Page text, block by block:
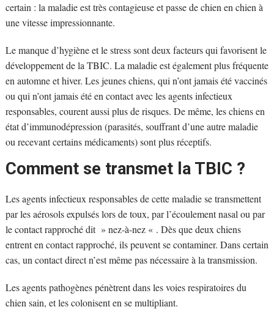
certain : la maladie est très contagieuse et passe de chien en chien à
une vitesse impressionnante.
Le manque d’hygiène et le stress sont deux facteurs qui favorisent le
développement de la TBIC. La maladie est également plus fréquente
en automne et hiver. Les jeunes chiens, qui n’ont jamais été vaccinés
ou qui n’ont jamais été en contact avec les agents infectieux
responsables, courent aussi plus de risques. De même, les chiens en
état d’immunodépression (parasités, souffrant d’une autre maladie
ou recevant certains médicaments) sont plus réceptifs.
Comment se transmet la TBIC ?
Les agents infectieux responsables de cette maladie se transmettent
par les aérosols expulsés lors de toux, par l’écoulement nasal ou par
le contact rapproché dit » nez-à-nez « . Dès que deux chiens
entrent en contact rapproché, ils peuvent se contaminer. Dans certain
cas, un contact direct n’est même pas nécessaire à la transmission.
Les agents pathogènes pénètrent dans les voies respiratoires du
chien sain, et les colonisent en se multipliant.